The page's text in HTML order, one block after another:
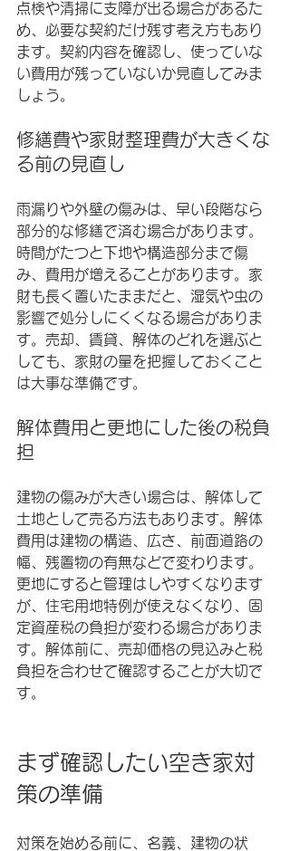
点検や清掃に支障が出る場合があるた
め、必要な契約だけ残す考え方もあり
ます。契約内容を確認し、使っていな
い費用が残っていないか見直してみま
しょう。
修繕費や家財整理費が大きくな
る前の見直し
雨漏りや外壁の傷みは、早い段階なら
部分的な修繕で済む場合があります。
時間がたつと下地や構造部分まで傷
み、費用が増えることがあります。家
財も長く置いたままだと、湿気や虫の
影響で処分しにくくなる場合がありま
す。売却、賃貸、解体のどれを選ぶと
しても、家財の量を把握しておくこと
は大事な準備です。
解体費用と更地にした後の税負
担
建物の傷みが大きい場合は、解体して
土地として売る方法もあります。解体
費用は建物の構造、広さ、前面道路の
幅、残置物の有無などで変わります。
更地にすると管理はしやすくなります
が、住宅用地特例が使えなくなり、固
定資産税の負担が変わる場合がありま
す。解体前に、売却価格の見込みと税
負担を合わせて確認することが大切で
す。
まず確認したい空き家対
策の準備
対策を始める前に、名義、建物の状